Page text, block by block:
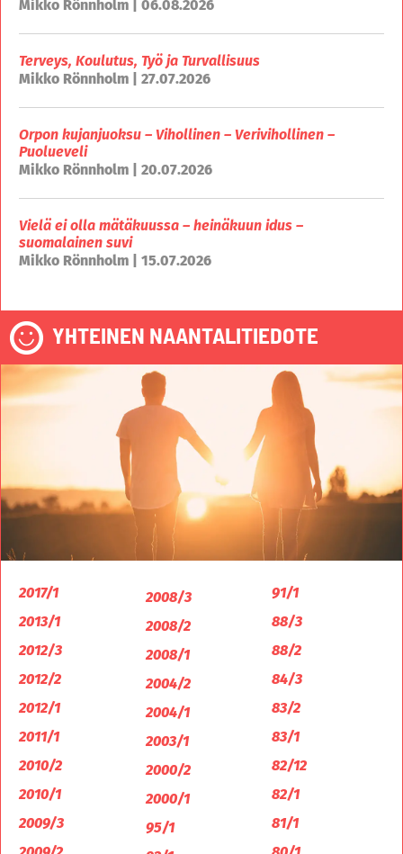
Mikko Rönnholm | 06.08.2026
Terveys, Koulutus, Työ ja Turvallisuus
Mikko Rönnholm | 27.07.2026
Orpon kujanjuoksu – Vihollinen – Verivihollinen –
Puolueveli
Mikko Rönnholm | 20.07.2026
Vielä ei olla mätäkuussa – heinäkuun idus –
suomalainen suvi
Mikko Rönnholm | 15.07.2026
YHTEINEN NAANTALITIEDOTE
2017/1
2013/1
2012/3
2012/2
2012/1
2011/1
2010/2
2010/1
2009/3
2008/3
2008/2
2008/1
2004/2
2004/1
2003/1
2000/2
2000/1
95/1
91/1
88/3
88/2
84/3
83/2
83/1
82/12
82/1
81/1